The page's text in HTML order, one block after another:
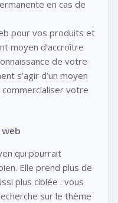
en cas de
pour vos produits et
moyen d’accroître
de votre
s’agir d’un moyen
votre
qui pourrait
Elle prend plus de
plus ciblée : vous
sur le thème